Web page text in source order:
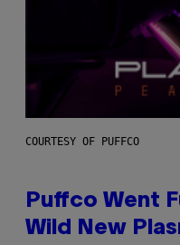
COURTESY OF PUFFCO
Puffco Went
Wild New